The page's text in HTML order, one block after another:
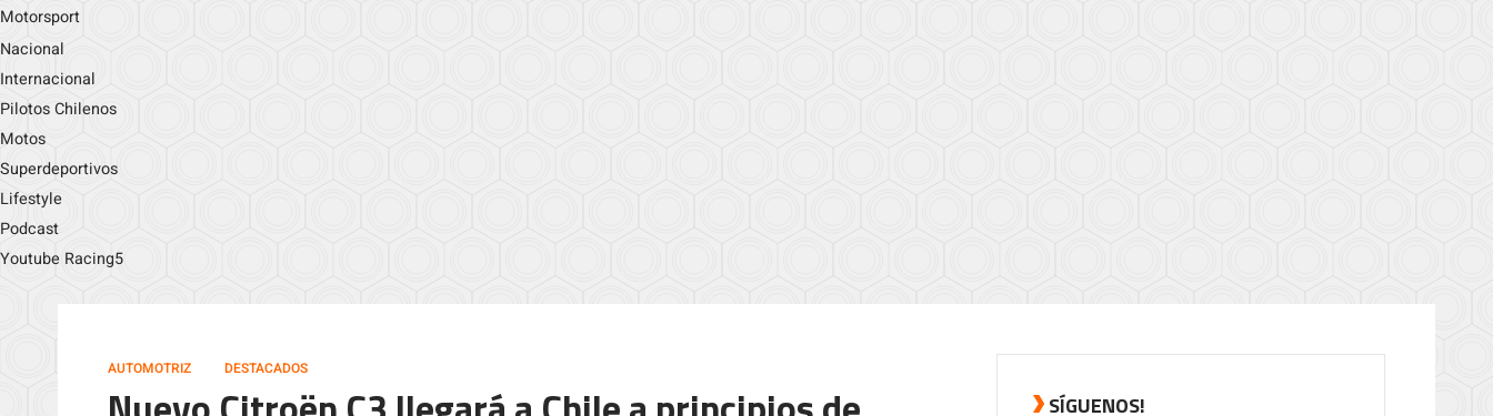
Motorsport
Nacional
Internacional
Pilotos Chilenos
Motos
Superdeportivos
Lifestyle
Podcast
Youtube Racing5
AUTOMOTRIZ DESTACADOS
SÍGUENOS!